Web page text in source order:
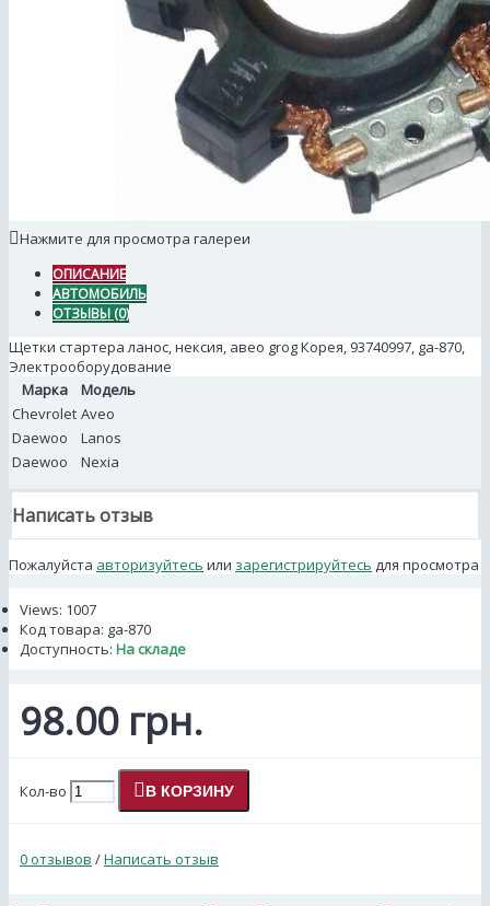
Нажмите для просмотра галереи
ОПИСАНИЕ
АВТОМОБИЛЬ
ОТЗЫВЫ (0)
Щетки стартера ланос, нексия, авео grog Корея, 93740997, ga-870,
Электрооборудование
Марка
Модель
Chevrolet Aveo
Daewoo
Lanos
Daewoo
Nexia
Написать отзыв
Пожалуйста авторизуйтесь или зарегистрируйтесь для просмотра
Views: 1007
Код товара: ga-870
Доступность: На складе
98.00 грн.
Кол-во В КОРЗИНУ
0 отзывов /Написать отзыв